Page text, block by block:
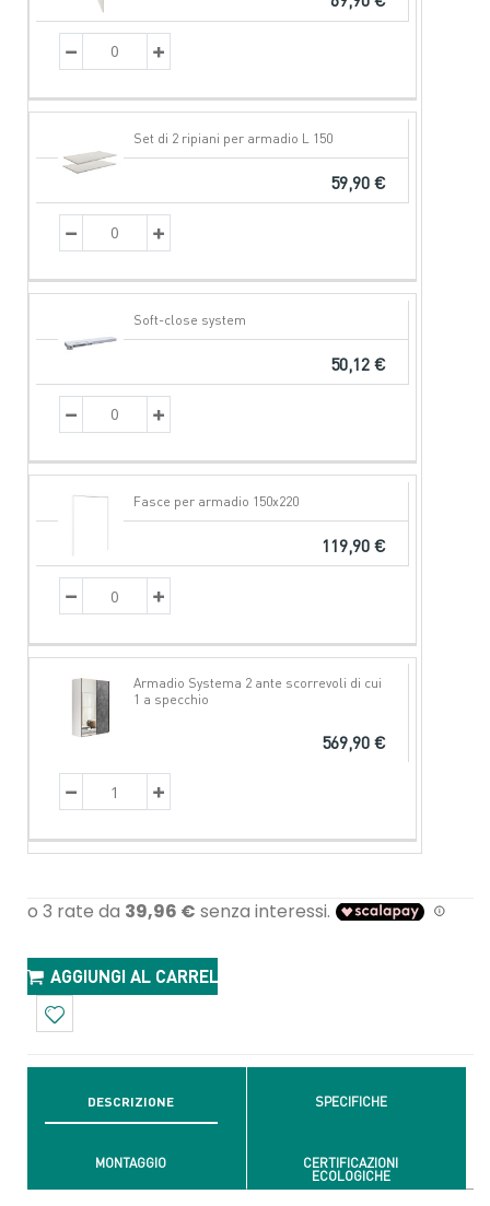
Set di 2 ripiani per armadio L 150
59,90 €
Soft-close system
50,12 €
Fasce per armadio 150x220
119,90 €
Armadio Systema 2 ante scorrevoli di cui
1 a specchio
569,90 €
AGGIUNGI AL CARRELLO
DESCRIZIONE SPECIFICHE
MONTAGGIO
CERTIFICAZIONI
ECOLOGICHE